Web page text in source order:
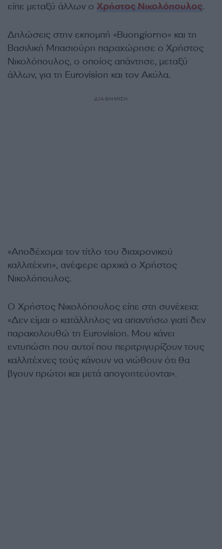
είπε μεταξύ άλλων ο Χρήστος Νικολόπουλος.
Δηλώσεις στην εκπομπή «Buongiorno» και τη
Βασιλική Μπασιούρη παραχώρησε ο Χρήστος
Νικολόπουλος, ο οποίος απάντησε, μεταξύ
άλλων, για τη Eurovision και τον Ακύλα.
ΔΙΑΦΗΜΙΣΗ
«Αποδέχομαι τον τίτλο του διαχρονικού
καλλιτέχνη», ανέφερε αρχικά ο Χρήστος
Νικολόπουλος.
Ο Χρήστος Νικολόπουλος είπε στη συνέχεια:
«Δεν είμαι ο κατάλληλος να απαντήσω γιατί δεν
παρακολουθώ τη Eurovision. Μου κάνει
εντυπώση που αυτοί που περιτριγυρίζουν τους
καλλιτέχνες τούς κάνουν να νιώθουν ότι θα
βγουν πρώτοι και μετά απογοητεύονται».